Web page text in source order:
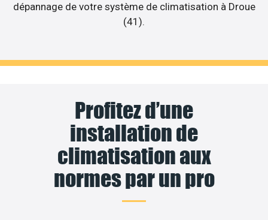
dépannage de votre système de climatisation à Droue
(41).
Profitez d’une
installation de
climatisation aux
normes par un pro